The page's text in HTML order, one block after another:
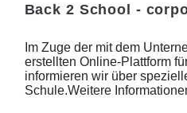
Back 2 School -
Im Zuge der mit dem
erstellten Online-Plattform
informieren wir über
Schule.Weitere